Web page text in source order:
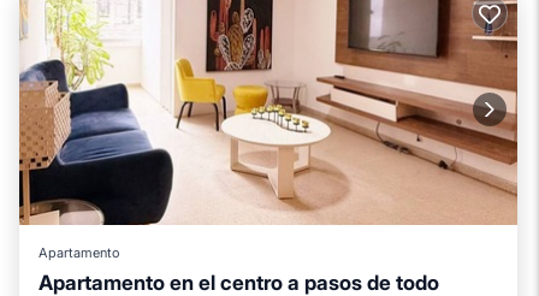
Apartamento
Apartamento en el centro a pasos de todo